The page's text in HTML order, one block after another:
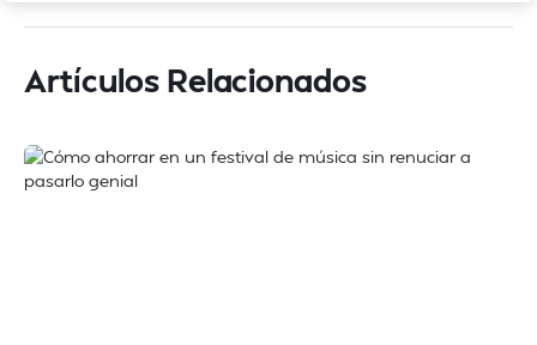
Artículos Relacionados